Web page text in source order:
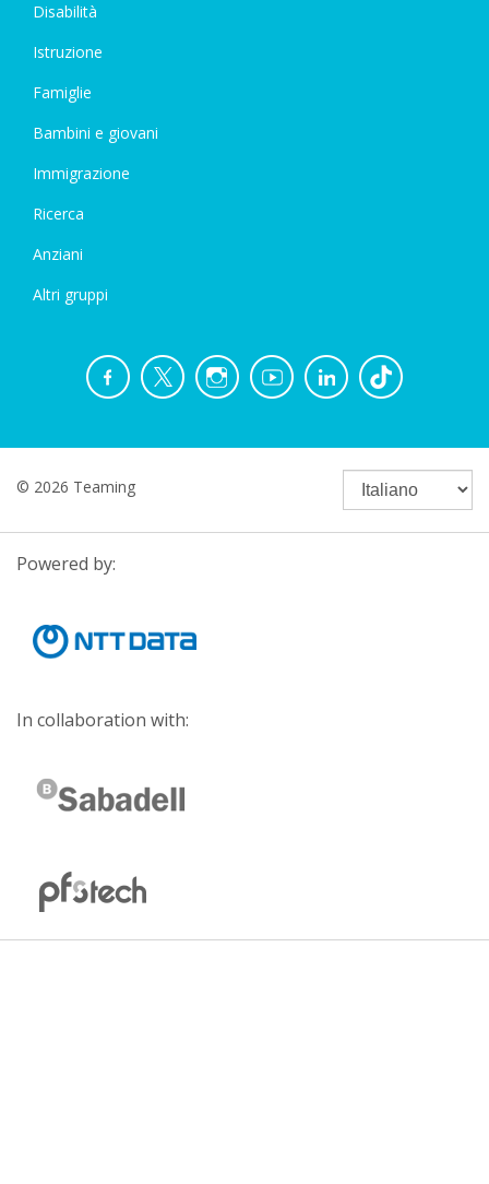
Disabilità
Istruzione
Famiglie
Bambini e giovani
Immigrazione
Ricerca
Anziani
Altri gruppi
© 2026 Teaming
Powered by:
In collaboration with: